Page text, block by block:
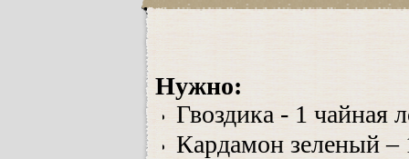
Нужно:
Гвоздика - 1 чайная
Кардамон зеленый –